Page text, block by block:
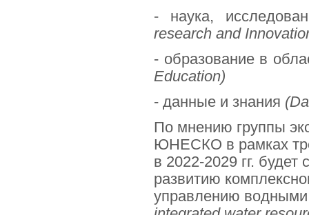
- наука,
research and
- образование в
Education)
- данные и знания (
По мнению группы
ЮНЕСКО в рамках
в 2022-2029 гг. будет
развитию
управлению